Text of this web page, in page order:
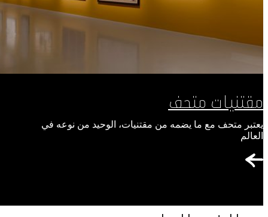
مقتنيات متحف
يعتبر متحف مع ما يضمه من مقتنيات، الوحيد من نوعه في
العالم